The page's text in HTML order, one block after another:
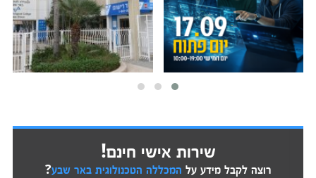
שירות אישי חינם!
רוצה לקבל מידע על המכללה הטכנולוגית באר שבע?